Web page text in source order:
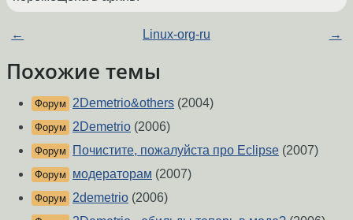
← Linux-org-ru →
Похожие темы
Форум 2Demetrio&others (2004)
Форум 2Demetrio (2006)
Форум Почистите, пожалуйста про Eclipse (2007)
Форум модераторам (2007)
Форум 2demetrio (2006)